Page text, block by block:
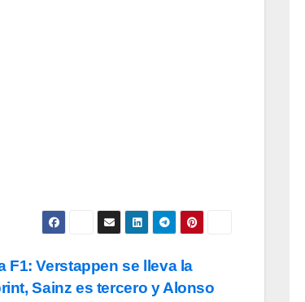
F1: Verstappen se lleva la
Sainz es tercero y Alonso